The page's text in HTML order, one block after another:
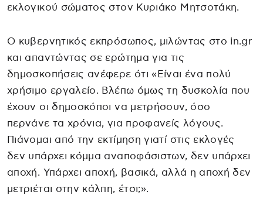
εκλογικού σώματος στον Κυριάκο Μητσοτάκη.
Ο κυβερνητικός εκπρόσωπος, μιλώντας στο in.gr
και απαντώντας σε ερώτημα για τις
δημοσκοπήσεις ανέφερε ότι «Είναι ένα πολύ
χρήσιμο εργαλείο. Βλέπω όμως τη δυσκολία που
έχουν οι δημοσκόποι να μετρήσουν, όσο
περνάνε τα χρόνια, για προφανείς λόγους.
Πιάνομαι από την εκτίμηση γιατί στις εκλογές
δεν υπάρχει κόμμα αναποφάσιστων, δεν υπάρχει
αποχή. Υπάρχει αποχή, βασικά, αλλά η αποχή δεν
μετριέται στην κάλπη, έτσι;».